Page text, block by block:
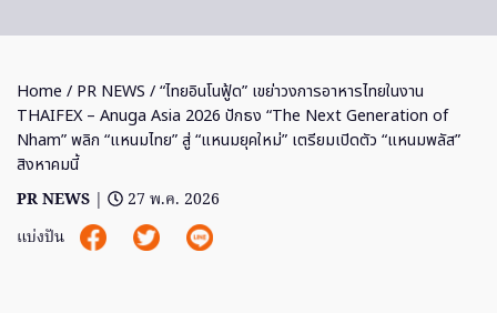
Home / PR NEWS / “ไทยอินโนฟู้ด” เขย่าวงการอาหารไทยในงาน
THAIFEX – Anuga Asia 2026 ปักธง “The Next Generation of
Nham” พลิก “แหนมไทย” สู่ “แหนมยุคใหม่” เตรียมเปิดตัว “แหนมพลัส”
สิงหาคมนี้
PR NEWS |
27 พ.ค. 2026
แบ่งปัน